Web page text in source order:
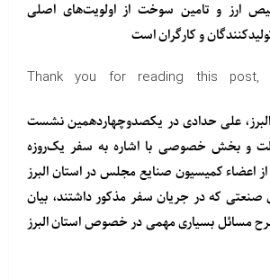
ارز و تامین سوخت از اولویت‌های اصلی
و کارگران است
Thank you for reading this
البرز، علی حدادی در یکصدوچهاردهمین نشست
و بخش خصوصی با اشاره به سفر یک‌روزه
اعضاء کمیسیون صنایع مجلس در استان البرز
که در جریان سفر مذکور داشتند، بیان
مسائل بسیاری مهمی در خصوص استان البرز